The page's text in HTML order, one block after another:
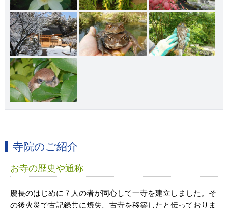
寺院のご紹介
お寺の歴史や通称
慶長のはじめに７人の者が同心して一寺を建立しました。そ
の後火災で古記録共に焼失。古寺を移築したと伝っておりま